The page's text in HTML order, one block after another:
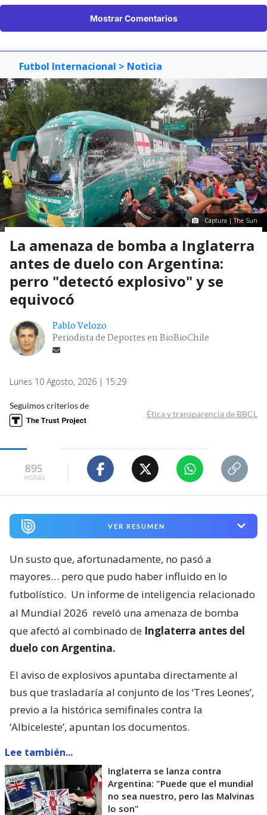
Mostrar Comentarios
Futbol Internacional > Noticia
Captura | The Sun
La amenaza de bomba a Inglaterra
antes de duelo con Argentina:
perro "detectó explosivo" y se
equivocó
Pablo Velozo
Periodista de Deportes en BioBioChile
Lunes 10 Agosto, 2026 | 15:29
Seguimos criterios de
Ética y transparencia de BBCL
895
visitas
VER RESUMEN
Un susto que, afortunadamente, no pasó a
mayores… pero que pudo haber influido en lo
futbolístico. Un informe de inteligencia relacionado
al Mundial 2026 reveló una amenaza de bomba
que afectó al combinado de Inglaterra antes del
duelo con Argentina.
El aviso de explosivos apuntaba directamente al
bus que trasladaría al conjunto de los ‘Tres Leones’,
previo a la histórica semifinales contra la
‘Albiceleste’, apuntan los documentos.
Lee también...
Inglaterra se lanza contra
Argentina: "Puede que el mundial
no sea nuestro, pero las Malvinas
lo son"